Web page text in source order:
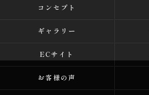
コンセプト
ギャラリー
ECサイト
お客様の声